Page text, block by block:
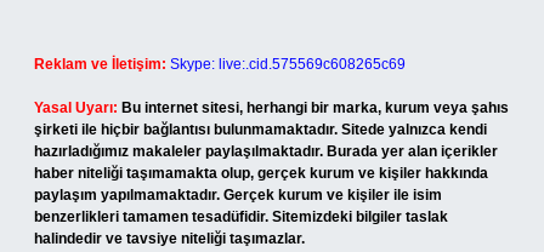
Reklam ve İletişim: Skype: live:.cid.575569c608265c69
Yasal Uyarı: Bu internet sitesi, herhangi bir marka, kurum veya şahıs
şirketi ile hiçbir bağlantısı bulunmamaktadır. Sitede yalnızca kendi
hazırladığımız makaleler paylaşılmaktadır. Burada yer alan içerikler
haber niteliği taşımamakta olup, gerçek kurum ve kişiler hakkında
paylaşım yapılmamaktadır. Gerçek kurum ve kişiler ile isim
benzerlikleri tamamen tesadüfidir. Sitemizdeki bilgiler taslak
halindedir ve tavsiye niteliği taşımazlar.